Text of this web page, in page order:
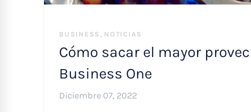
BUSINESS , NOTICIAS
Cómo sacar el mayor
Business One
Diciembre 07, 2022